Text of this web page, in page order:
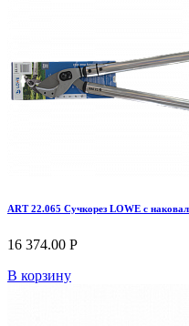
ART 22.065 Сучкорез LOWE с
16 374.00 Р
В корзину